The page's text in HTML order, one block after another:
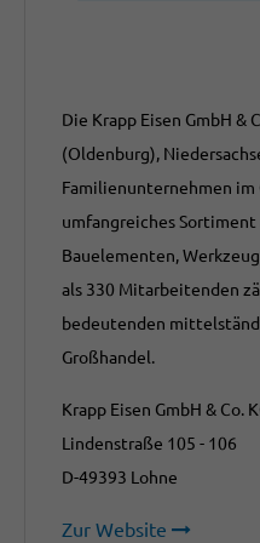
Die Krapp Eisen GmbH &
(Oldenburg),
Familienunternehmen
umfangreiches Sortiment
Bauelementen,
als 330 Mitarbeitenden
bedeutenden
Großhandel.
Krapp Eisen GmbH & Co.
Lindenstraße 105 - 106
D-49393 Lohne
Zur Website